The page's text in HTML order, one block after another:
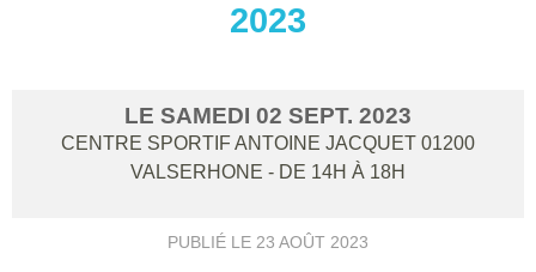
2023
LE SAMEDI 02 SEPT. 2023
CENTRE SPORTIF ANTOINE JACQUET 01200
VALSERHONE - DE 14H À 18H
PUBLIÉ LE 23 AOÛT 2023